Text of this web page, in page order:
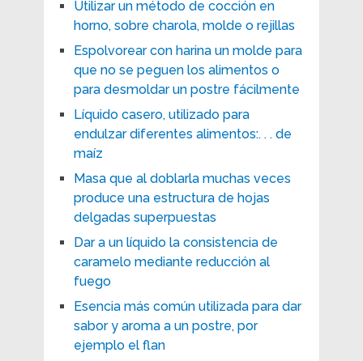
Utilizar un método de cocción en
horno, sobre charola, molde o rejillas
Espolvorear con harina un molde para
que no se peguen los alimentos o
para desmoldar un postre fácilmente
Líquido casero, utilizado para
endulzar diferentes alimentos:. . . de
maíz
Masa que al doblarla muchas veces
produce una estructura de hojas
delgadas superpuestas
Dar a un líquido la consistencia de
caramelo mediante reducción al
fuego
Esencia más común utilizada para dar
sabor y aroma a un postre, por
ejemplo el flan